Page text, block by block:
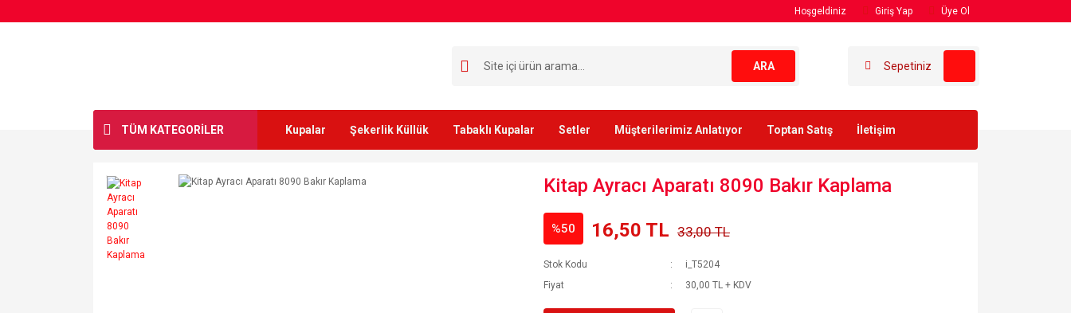
Hoşgeldiniz Giriş Yap Üye Ol
ARA Sepetiniz
TÜM KATEGORİLER Kupalar Şekerlik Küllük Tabaklı Kupalar Setler Müşterilerimiz Anlatıyor Toptan Satış İletişim
Kitap Ayracı Aparatı 8090 Bakır Kaplama
%50 16,50 TL 33,00 TL
Stok Kodu
i_T5204
Fiyat
30,00 TL + KDV